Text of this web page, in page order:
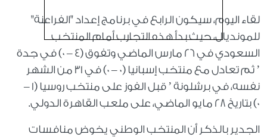
لقاء اليوم، سيكون الرابع في برنامج إعداد "الفراعنة"
للمونديال، حيث بدأ هذه التجارب أمام المنتخب
السعودي في 26 مارس الماضي وتفوق (4 – 0) في جدة
’ ثم تعادل مع منتخب إسبانيا (0 – 0) في 31 من الشهر
نفسه، في برشلونة ’ قبل الفوز على منتخب روسيا (1 –
0) بتاريخ 28 مايو الماضي، على ملعب القاهرة الدولي.
الجدير بالذكر أن المنتخب الوطني يخوض منافسات